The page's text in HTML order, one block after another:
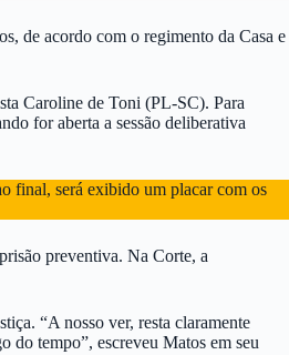
de acordo com o regimento da Casa e
Caroline de Toni (PL-SC). Para
for aberta a sessão deliberativa
final, será exibido um placar com os
preventiva. Na Corte, a
“A nosso ver, resta claramente
do tempo”, escreveu Matos em seu